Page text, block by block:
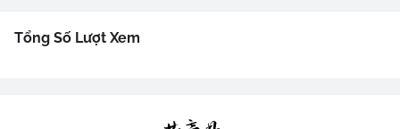
Tổng Số Lượt Xem